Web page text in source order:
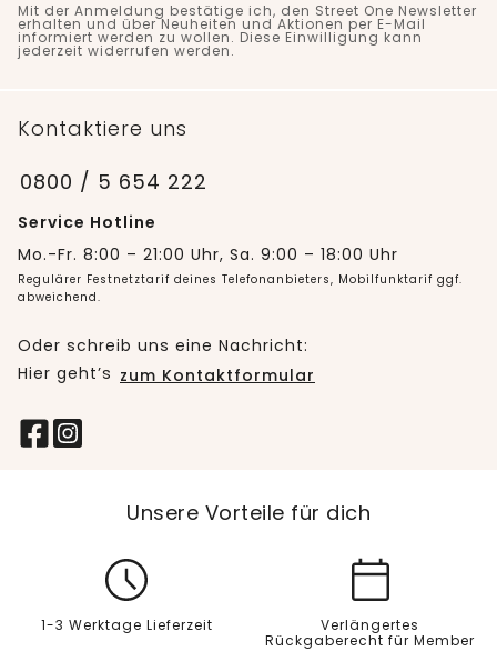
Mit der Anmeldung bestätige ich, den Street One Newsletter
erhalten und über Neuheiten und Aktionen per E-Mail
informiert werden zu wollen. Diese Einwilligung kann
jederzeit widerrufen werden.
Kontaktiere uns
0800 / 5 654 222
Service Hotline
Mo.-Fr. 8:00 – 21:00 Uhr, Sa. 9:00 – 18:00 Uhr
Regulärer Festnetztarif deines Telefonanbieters, Mobilfunktarif ggf.
abweichend.
Oder schreib uns eine Nachricht:
Hier geht’s zum Kontaktformular
Unsere Vorteile für dich
1-3 Werktage Lieferzeit
Verlängertes
Rückgaberecht für Member